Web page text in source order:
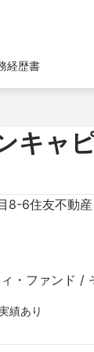
経歴書
キャ
8-6住友不動
・ファンド /
績あり